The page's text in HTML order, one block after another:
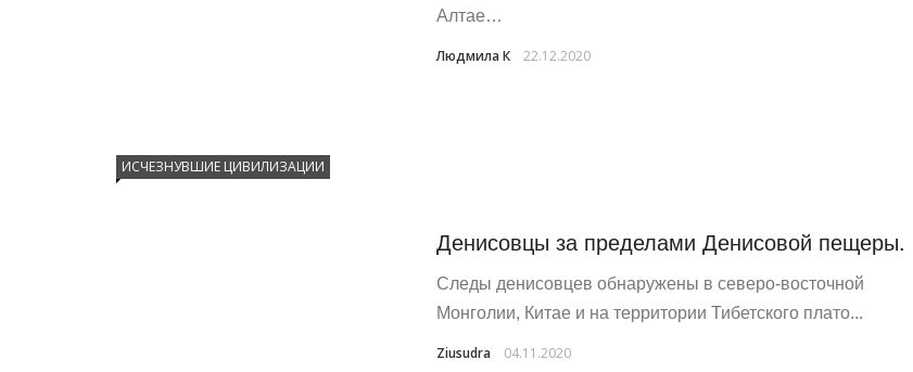
Алтае…
Людмила К 22.12.2020
ИСЧЕЗНУВШИЕ ЦИВИЛИЗАЦИИ
Денисовцы за пределами Денисовой пещеры.
Следы денисовцев обнаружены в северо-восточной
Монголии, Китае и на территории Тибетского плато...
Ziusudra 04.11.2020